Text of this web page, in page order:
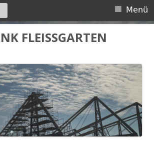
FLEISSGARTEN
Menü
Suche
nach: